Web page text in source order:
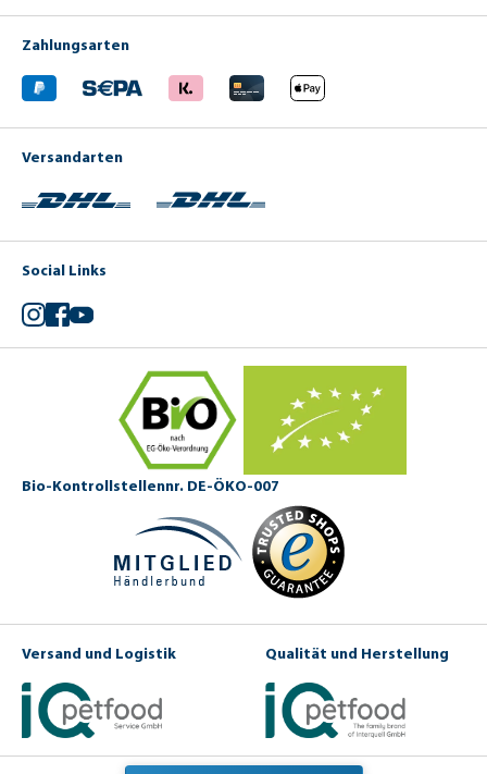
Zahlungsarten
Versandarten
Social Links
Instagram
Facebook
YouTube
Bio-Kontrollstellennr. DE-ÖKO-007
Versand und Logistik Qualität und Herstellung